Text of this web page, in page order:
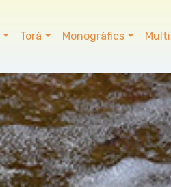
Torà Monogràfics